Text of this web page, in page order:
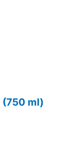
(750 ml)